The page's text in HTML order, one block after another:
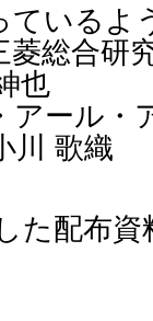
いるよ
総合研
也
ル・ア
歌織
た配布資